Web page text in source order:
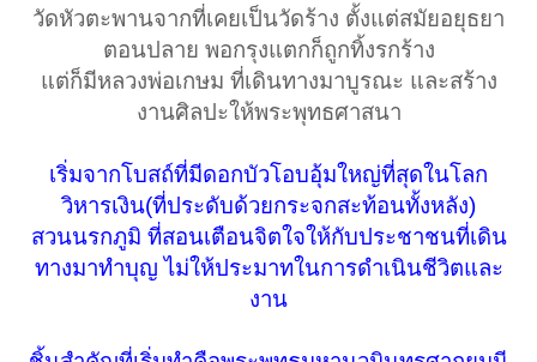
วัดหัวตะพานจากที่เคยเป็นวัดร้าง ตั้งแต่สมัยอยุธยา
ตอนปลาย พอกรุงแตกก็ถูกทิ้งรกร้าง
แต่ก็มีหลวงพ่อเกษม ที่เดินทางมาบูรณะ และสร้าง
งานศิลปะให้พระพุทธศาสนา​
เริ่มจากโบสถ์ที่มีดอกบัวโอบอุ้มใหญ่ที่สุดในโลก
วิหารเงิน(ที่ประดับด้วยกระจกสะท้อนทั้งหลัง)
สวนนรกภูมิ ที่สอนเตือนจิตใจให้กับประชาชนที่เดิน
ทางมาทำบุญ ไม่ให้ประมาทในการดำเนินชีวิตและ
งาน